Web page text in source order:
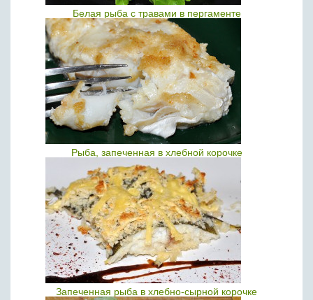
Белая рыба с травами в пергаменте
Рыба, запеченная в хлебной корочке
Запеченная рыба в хлебно-сырной корочке